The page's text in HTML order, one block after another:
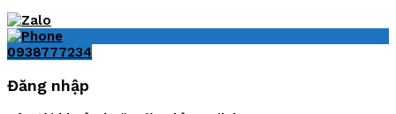
0938777234
Đăng nhập